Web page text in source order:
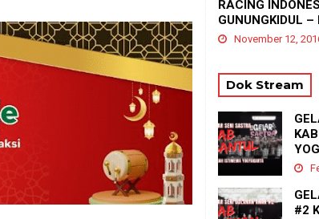
RACING
GUNUNGKIDUL –
November 12,
Dok Stream
#2